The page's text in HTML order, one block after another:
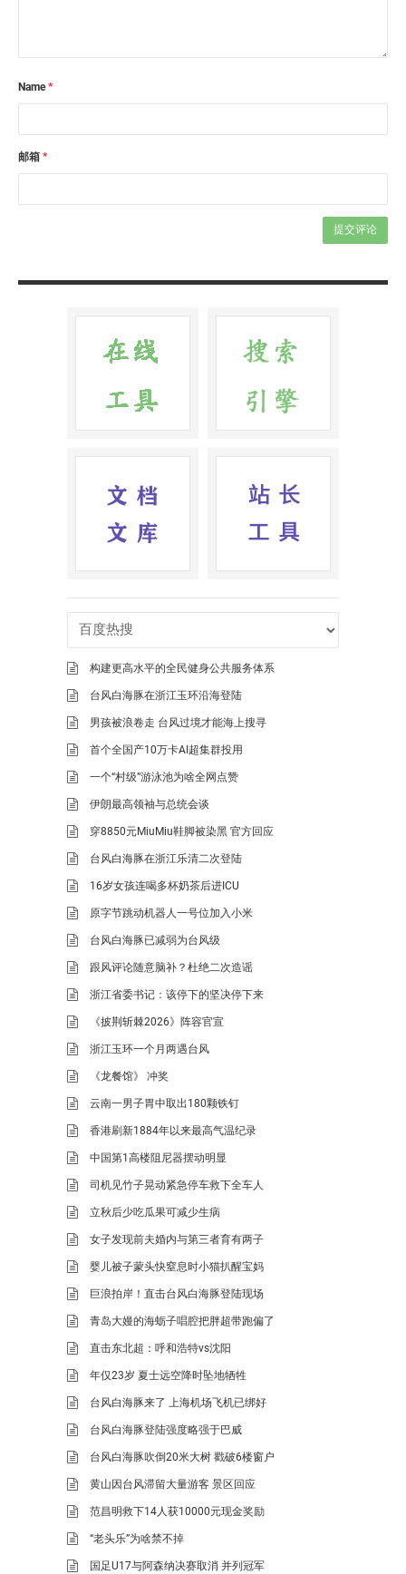
Name*
邮箱 *
构建更高水平的全民健身公共服务体系
台风白海豚在浙江玉环沿海登陆
男孩被浪卷走 台风过境才能海上搜寻
首个全国产10万卡AI超集群投用
一个“村级”游泳池为啥全网点赞
伊朗最高领袖与总统会谈
穿8850元MiuMiu鞋脚被染黑 官方回应
台风白海豚在浙江乐清二次登陆
16岁女孩连喝多杯奶茶后进ICU
原字节跳动机器人一号位加入小米
台风白海豚已减弱为台风级
跟风评论随意脑补？杜绝二次造谣
浙江省委书记：该停下的坚决停下来
《披荆斩棘2026》阵容官宣
浙江玉环一个月两遇台风
《龙餐馆》 冲奖
云南一男子胃中取出180颗铁钉
香港刷新1884年以来最高气温纪录
中国第1高楼阻尼器摆动明显
司机见竹子晃动紧急停车救下全车人
立秋后少吃瓜果可减少生病
女子发现前夫婚内与第三者育有两子
婴儿被子蒙头快窒息时小猫扒醒宝妈
巨浪拍岸！直击台风白海豚登陆现场
青岛大嫚的海蛎子唱腔把胖超带跑偏了
直击东北超：呼和浩特vs沈阳
年仅23岁 夏士远空降时坠地牺牲
台风白海豚来了 上海机场飞机已绑好
台风白海豚登陆强度略强于巴威
台风白海豚吹倒20米大树 戳破6楼窗户
黄山因台风滞留大量游客 景区回应
范昌明救下14人获10000元现金奖励
“老头乐”为啥禁不掉
国足U17与阿森纳决赛取消 并列冠军